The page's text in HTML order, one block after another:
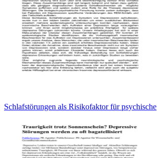
Schlafstörungen als Risikofaktor für psychische